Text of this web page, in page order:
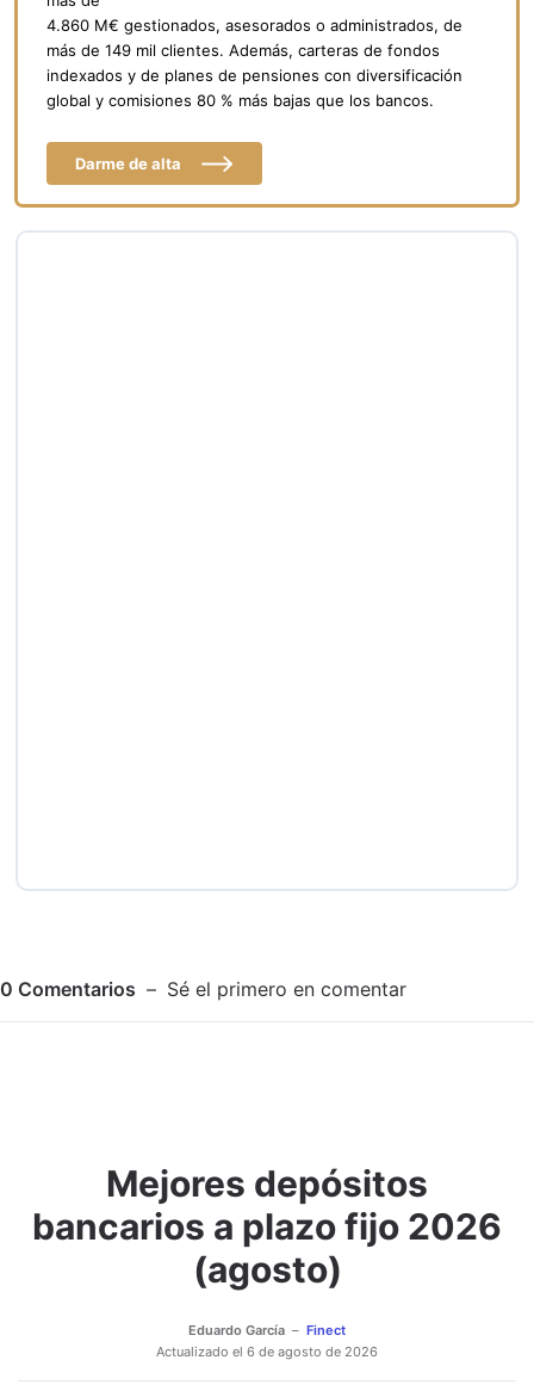
4.860 M€ gestionados, asesorados o administrados, de
más de 149 mil clientes. Además, carteras de fondos
indexados y de planes de pensiones con diversificación
global y comisiones 80 % más bajas que los bancos.
Darme de alta
0 Comentarios Sé el primero en comentar
Adjuntar imagen
Mejores depósitos
bancarios a plazo fijo 2026
(agosto)
Eduardo García
Finect
Actualizado el 6 de agosto de 2026